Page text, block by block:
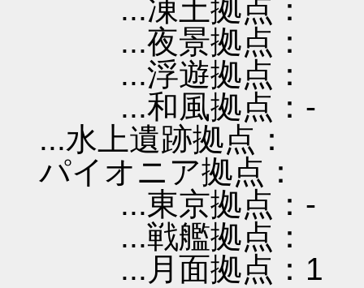
...凍土拠点：
...夜景拠点：
...浮遊拠点：
...和風拠点：-
...水上遺跡拠点：
パイオニア拠点：
...東京拠点：-
...戦艦拠点：
...月面拠点：1